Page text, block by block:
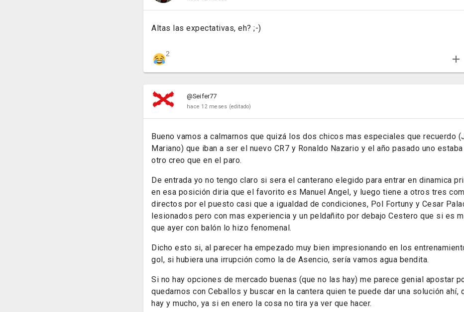
Altas las expectativas, eh? ;-)
2
@Seifer77
hace 12 meses (editado)
Bueno vamos a calmarnos que quizá los dos chicos mas especiales que recuerdo
Mariano) que iban a ser el nuevo CR7 y Ronaldo Nazario y el año pasado uno
otro creo que en el paro.
De entrada yo no tengo claro si sera el canterano elegido para entrar en dinamica
en esa posición diria que el favorito es Manuel Angel, y luego tiene a otros tres
directos por el puesto casi que a igualdad de condiciones, Pol Fortuny y Cesar
lesionados pero con mas experiencia y un peldañito por debajo Cestero que si es
que ayer con balón lo hizo fenomenal.
Dicho esto si, al parecer ha empezado muy bien impresionando en los
gol, si hubiera una irrupción como la de Asencio, sería vamos agua bendita.
Si no hay opciones de mercado buenas (que no las hay) me parece genial apostar
quedarnos con Ceballos y buscar en la cantera quien te puede dar una solución ahí,
hay y mucho, ya si en enero la cosa no tira ya ver que hacer.